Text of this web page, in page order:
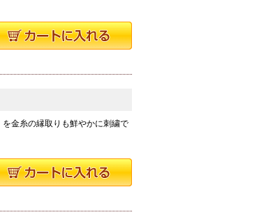
金糸の縁取りも鮮やかに刺繍で